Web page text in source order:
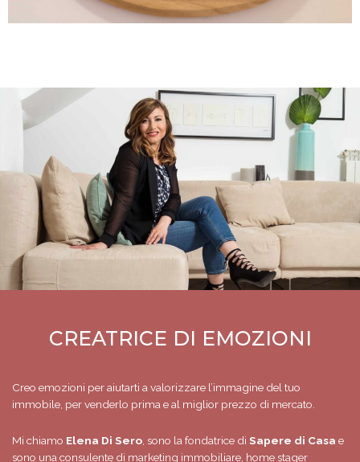
CREATRICE DI EMOZIONI
Creo emozioni per aiutarti a valorizzare l’immagine del tuo
immobile, per venderlo prima e al miglior prezzo di mercato.
Mi chiamo Elena Di Sero , sono la fondatrice di Sapere di Casa e
sono una consulente di marketing immobiliare, home stager